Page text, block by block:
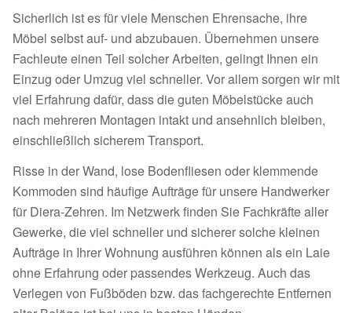
Sicherlich ist es für viele Menschen Ehrensache, ihre
Möbel selbst auf- und abzubauen. Übernehmen unsere
Fachleute einen Teil solcher Arbeiten, gelingt Ihnen ein
Einzug oder Umzug viel schneller. Vor allem sorgen wir mit
viel Erfahrung dafür, dass die guten Möbelstücke auch
nach mehreren Montagen intakt und ansehnlich bleiben,
einschließlich sicherem Transport.
Risse in der Wand, lose Bodenfliesen oder klemmende
Kommoden sind häufige Aufträge für unsere Handwerker
für Diera-Zehren. Im Netzwerk finden Sie Fachkräfte aller
Gewerke, die viel schneller und sicherer solche kleinen
Aufträge in Ihrer Wohnung ausführen können als ein Laie
ohne Erfahrung oder passendes Werkzeug. Auch das
Verlegen von Fußböden bzw. das fachgerechte Entfernen